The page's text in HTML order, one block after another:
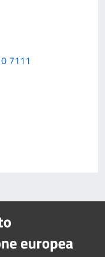
7111